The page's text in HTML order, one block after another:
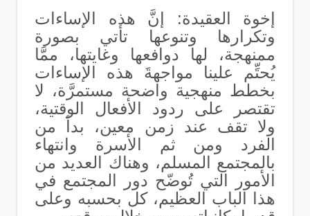
إخوة العقيدة: إ نَّ هذه الإساءات
وتكرارها وتنوعها تأتي بصورة
ممنهجة، لها دوافعها وغايتها، ممَّا
يُحتِّم علينا مواجهةَ هذه الإساءات
بخطط منهجية واضحة مستمرَّة، لا
تقتصر على ردود الأفعال الوقتية،
ولا تقف عند زمن معين، بدأ من
الفرد ومن ثم الأسرة وانتهاء
بالمجتمع المسلم، وهناك العديد من
الأمور التي تُوضّح دور المجتمع في
هذا الباب العظيم، كل بحسبه وعلى